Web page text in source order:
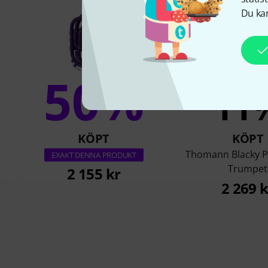
Du
50%
KÖPT
EXAKT DENNA PRODUKT
2 155 kr
KÖPT
Thomann Blacky
Trumpet
2 269